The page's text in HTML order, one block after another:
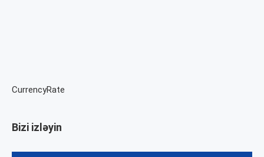
CurrencyRate
Bizi izləyin